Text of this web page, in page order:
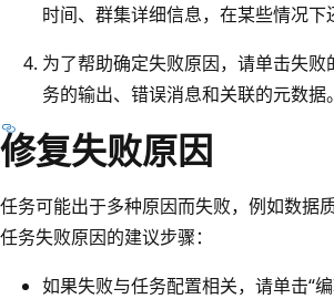
时间、群集详细信息，在某些情况下
为了帮助确定失败原因，请单击失
务的输出、错误消息和关联的元数据。
修复失败原因
任务可能出于多种原因而失败，例如数据
任务失败原因的建议步骤：
如果失败与任务配置相关，请单击“